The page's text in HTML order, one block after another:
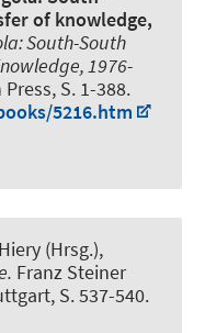
of knowledge,
South-South
1976-
S. 1-388.
5216.htm
(Hrsg.),
Franz Steiner
S. 537-540.